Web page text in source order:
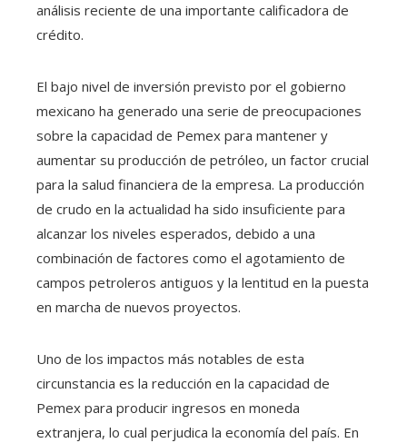
análisis reciente de una importante calificadora de
crédito.
El bajo nivel de inversión previsto por el gobierno
mexicano ha generado una serie de preocupaciones
sobre la capacidad de Pemex para mantener y
aumentar su producción de petróleo, un factor crucial
para la salud financiera de la empresa. La producción
de crudo en la actualidad ha sido insuficiente para
alcanzar los niveles esperados, debido a una
combinación de factores como el agotamiento de
campos petroleros antiguos y la lentitud en la puesta
en marcha de nuevos proyectos.
Uno de los impactos más notables de esta
circunstancia es la reducción en la capacidad de
Pemex para producir ingresos en moneda
extranjera, lo cual perjudica la economía del país. En